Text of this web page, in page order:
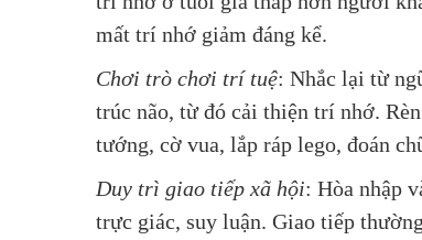
mất trí nhớ giảm đáng kể.
Chơi trò chơi trí tuệ: Nhắc lại từ
trúc não, từ đó cải thiện trí nhớ.
tướng, cờ vua, lắp ráp lego, đoán
Duy trì giao tiếp xã hội: Hòa nhập
trực giác, suy luận. Giao tiếp